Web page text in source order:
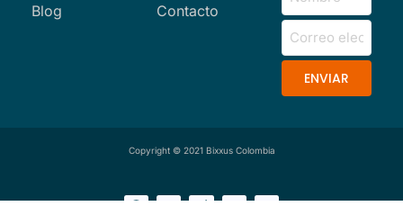
Blog
Contacto
ENVIAR
Copyright © 2021 Bixxus Colombia
F I P M W